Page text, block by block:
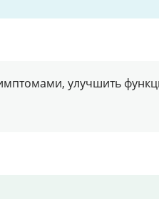
улучшить